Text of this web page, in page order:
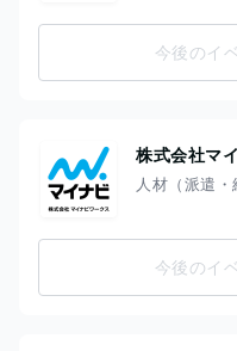
今後のイ
株式会社マ
人材（派遣・
今後のイ